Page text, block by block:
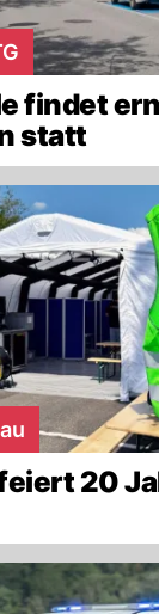
findet
statt
20